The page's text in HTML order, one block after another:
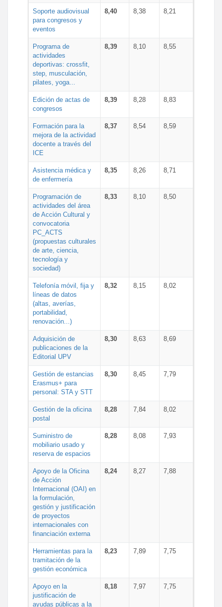
Soporte audiovisual
para congresos y
eventos
8,40 8,38 8,21
Programa de
actividades
deportivas: crossfit,
step, musculación,
pilates, yoga...
8,39 8,10 8,55
Edición de actas de
congresos
8,39 8,28 8,83
Formación para la
mejora de la actividad
docente a través del
ICE
8,37 8,54 8,59
Asistencia médica y
de enfermería
8,35 8,26 8,71
Programación de
actividades del área
de Acción Cultural y
convocatoria
PC_ACTS
(propuestas culturales
de arte, ciencia,
tecnología y
sociedad)
8,33 8,10 8,50
Telefonía móvil, fija y
líneas de datos
(altas, averías,
portabilidad,
renovación...)
8,32 8,15 8,02
Adquisición de
publicaciones de la
Editorial UPV
8,30 8,63 8,69
Gestión de estancias
Erasmus+ para
personal: STA y STT
8,30 8,45 7,79
Gestión de la oficina
postal
8,28 7,84 8,02
Suministro de
mobiliario usado y
reserva de espacios
8,28 8,08 7,93
Apoyo de la Oficina
de Acción
Internacional (OAI) en
la formulación,
gestión y justificación
de proyectos
internacionales con
financiación externa
8,24 8,27 7,88
Herramientas para la
tramitación de la
gestión económica
8,23 7,89 7,75
Apoyo en la
justificación de
ayudas públicas a la
8,18 7,97 7,75